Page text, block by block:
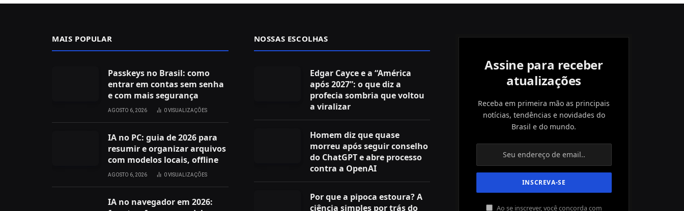
MAIS POPULAR
Passkeys no Brasil: como
entrar em contas sem senha
e com mais segurança
AGOSTO 6, 2026 0VISUALIZAÇÕES
IA no PC: guia de 2026 para
resumir e organizar arquivos
com modelos locais, offline
AGOSTO 6, 2026 0VISUALIZAÇÕES
IA no navegador em 2026:
NOSSAS ESCOLHAS
Edgar Cayce e a “América
após 2027”: o que diz a
profecia sombria que voltou
a viralizar
Homem diz que quase
morreu após seguir conselho
do ChatGPT e abre processo
contra a OpenAI
Por que a pipoca estoura? A
ciência simples por trás do
Assine para receber
atualizações
Receba em primeira mão as principais
notícias, tendências e novidades do
Brasil e do mundo.
Ao se inscrever, você concorda com